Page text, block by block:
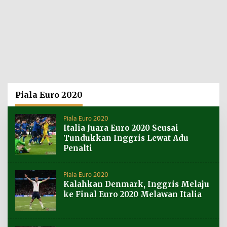
Piala Euro 2020
Piala Euro 2020
Italia Juara Euro 2020 Seusai
Tundukkan Inggris Lewat Adu
Penalti
Piala Euro 2020
Kalahkan Denmark, Inggris Melaju
ke Final Euro 2020 Melawan Italia